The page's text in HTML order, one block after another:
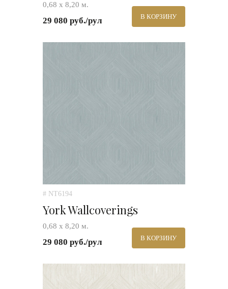
0,68 х 8,20 м.
29 080 руб./рул В КОРЗИНУ
# NT6194
York Wallcoverings
0,68 х 8,20 м.
29 080 руб./рул В КОРЗИНУ